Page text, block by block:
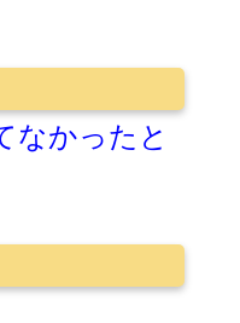
なかったと